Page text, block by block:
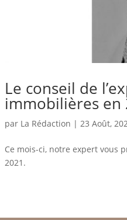
Le conseil de
immobilières en
par La Rédaction | 23 Août,
Ce mois-ci, notre expert vous
2021.